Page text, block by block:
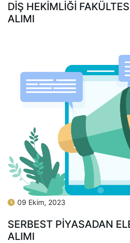
DİŞ HEKİMLİĞİ
ALIMI
09 Ekim, 2023
SERBEST PİYASADAN
ALIMI